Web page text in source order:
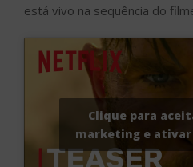
está vivo na sequência do
Clique para
marketing e